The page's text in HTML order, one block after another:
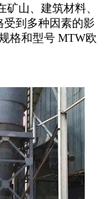
山、建筑材料、
受到多种因素的影
格和型号 MTW欧